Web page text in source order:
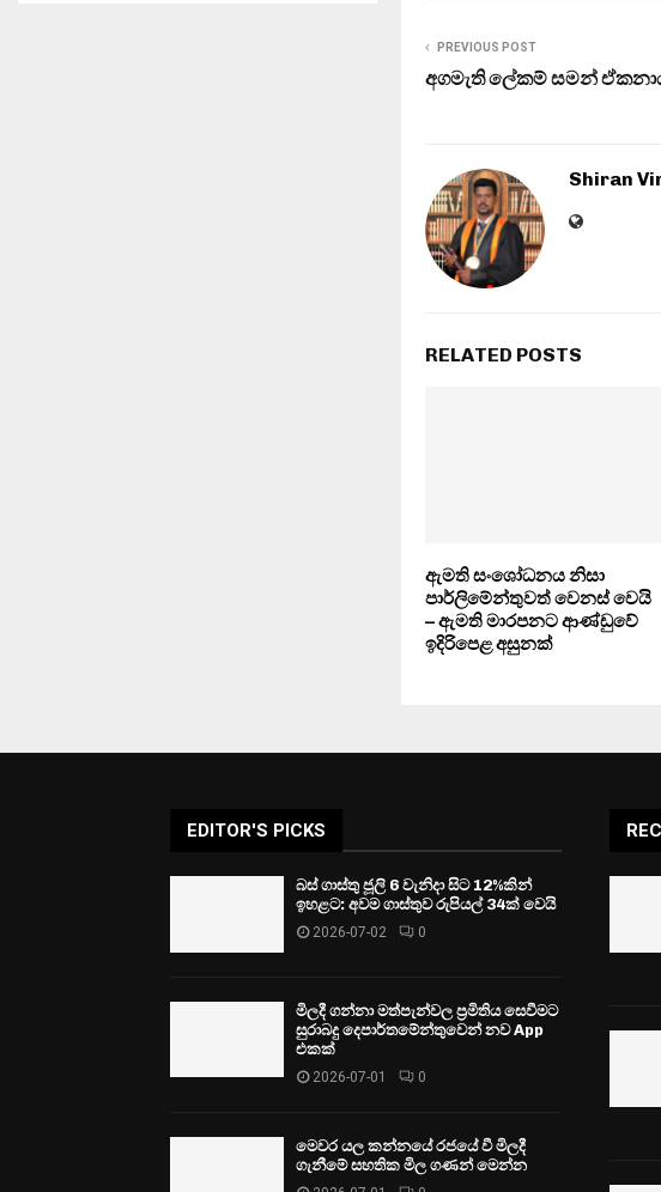
PREVIOUS POST
අගමැති ලේකම් සමන්
Shiran
RELATED POSTS
ඇමති සංශෝධනය නිසා
පාර්ලිමේන්තුවත් වෙනස් වෙයි
– ඇමති මාරපනට ආණ්ඩුවේ
ඉදිරිපෙළ අසුනක්
EDITOR'S PICKS
බස් ගාස්තු ජූලි 6 වැනිදා සිට 12%කින්
ඉහළට: අවම ගාස්තුව රුපියල් 34ක් වෙයි
2026-07-02 0
මිලදී ගන්නා මත්පැන්වල ප්‍රමිතිය සෙවීමට
සුරාබදු දෙපාර්තමේන්තුවෙන් නව App
එකක්
2026-07-01 0
මෙවර යල කන්නයේ රජයේ වී මිලදී
ගැනීමේ සහතික මිල ගණන් මෙන්න